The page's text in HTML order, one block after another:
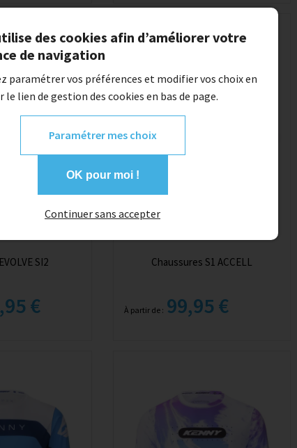
disponible
SI2
€
Chaussures S1 ACCELL
À partir de : 99,95 €
des cookies afin d’améliorer votre
de navigation
paramétrer vos préférences et modifier vos choix en
le lien de gestion des cookies en bas de page.
Paramétrer mes choix
OK pour moi !
Continuer sans accepter